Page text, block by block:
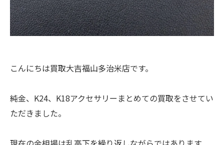
こんにちは買取大吉福山多治米店です。
純金、K24、K18アクセサリーまとめての買取をさせてい
ただきました。